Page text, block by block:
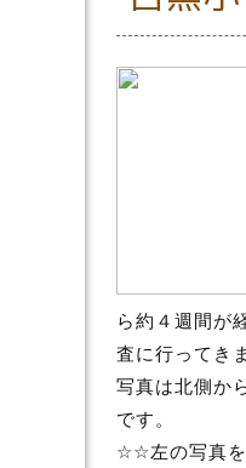
ら約４週間が
査に行ってき
写真は北側か
です。
☆☆左の写真を